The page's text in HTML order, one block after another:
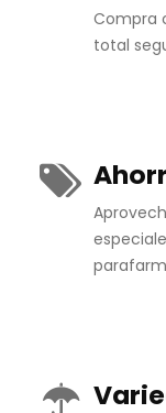
Compra
total